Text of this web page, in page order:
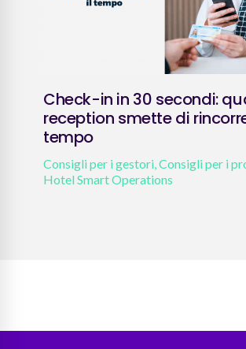
Check-in in 30 secondi:
reception smette di
tempo
Consigli per i gestori,Consigli per i
Hotel Smart Operations